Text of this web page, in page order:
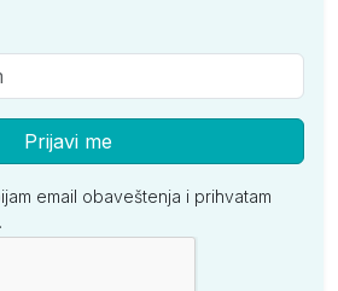
Prijavi me
email obaveštenja i prihvatam
.